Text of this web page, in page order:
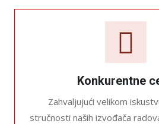
Konkurentne
Zahvaljujući velikom
stručnosti naših izvođača